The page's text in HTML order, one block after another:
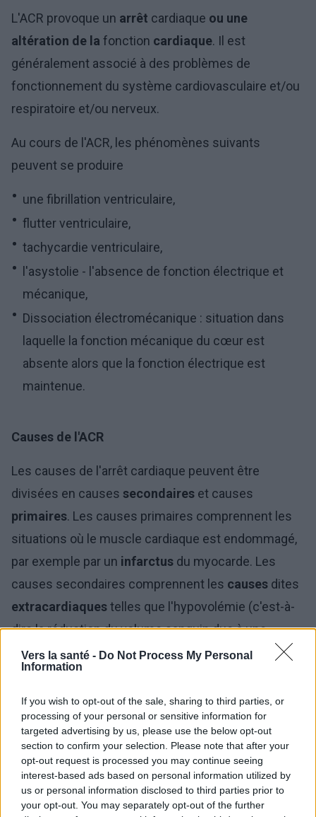
Vers la santé - Do Not Process My Personal
Information
If you wish to opt-out of the sale, sharing to third parties, or
processing of your personal or sensitive information for
targeted advertising by us, please use the below opt-out
section to confirm your selection. Please note that after your
opt-out request is processed you may continue seeing
interest-based ads based on personal information utilized by
us or personal information disclosed to third parties prior to
your opt-out. You may separately opt-out of the further
L'ACR provoque un arrêt cardiaque ou une
altération de la fonction cardiaque. Il est
généralement associé à des problèmes de
fonctionnement du système cardiovasculaire et/ou
respiratoire et/ou nerveux.
Au cours de l'ACR, les phénomènes suivants
peuvent se produire
une fibrillation ventriculaire,
flutter ventriculaire,
tachycardie ventriculaire,
l'asystolie - l'absence de fonction électrique et
mécanique,
Dissociation électromécanique : situation dans
laquelle la fonction mécanique du cœur est
absente alors que la fonction électrique est
maintenue.
Causes de l'ACR
Les causes de l'arrêt cardiaque peuvent être
divisées en causes secondaires et causes
primaires. Les causes primaires comprennent les
situations où le muscle cardiaque est endommagé,
par exemple par un infarctus du myocarde. Les
causes secondaires comprennent les causes dites
extracardiaquestelles que l'hypovolémie (c'est-à-
dire la réduction du volume sanguin due à une
hémorragie), l'hypothermie (hypothermie), l'hypoxie
(hypoxie), le déséquilibre électrolytique,
l'emphysème, l'occlusion artérielle ou
l'empoisonnement. Les symptômes préoccupants
sont la perte de conscience et l'absence de pouls
sur les grosses artères.
ACR - prise en charge